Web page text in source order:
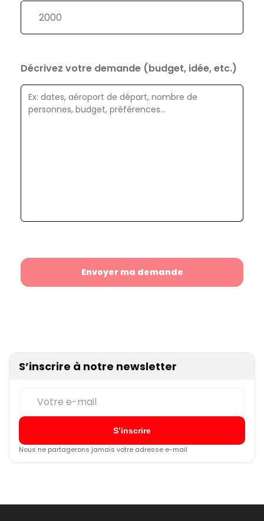
Décrivez votre demande (budget, idée, etc.)
S’inscrire à notre newsletter
Nous ne partagerons jamais votre adresse e-mail